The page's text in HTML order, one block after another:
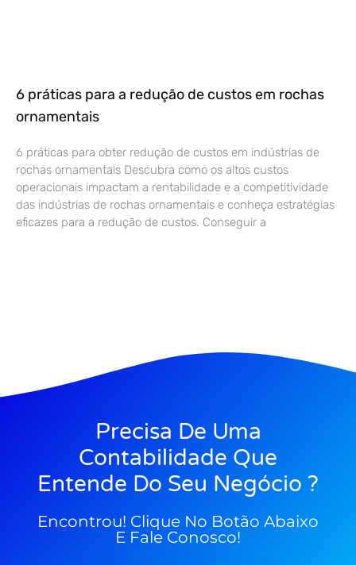
6 práticas para a redução de custos em rochas
ornamentais
6 práticas para obter redução de custos em indústrias de
rochas ornamentais Descubra como os altos custos
operacionais impactam a rentabilidade e a competitividade
das indústrias de rochas ornamentais e conheça estratégias
eficazes para a redução de custos. Conseguir a
Precisa De Uma
Contabilidade Que
Entende Do Seu Negócio ?
Encontrou! Clique No Botão Abaixo
E Fale Conosco!